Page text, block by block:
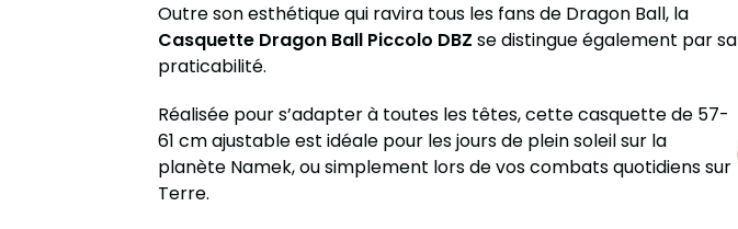
Outre son esthétique qui ravira tous les fans de Dragon Ball, la
Casquette Dragon Ball Piccolo DBZ se distingue également par sa
praticabilité.
Réalisée pour s’adapter à toutes les têtes, cette casquette de 57-
61 cm ajustable est idéale pour les jours de plein soleil sur la
planète Namek, ou simplement lors de vos combats quotidiens sur
Terre.